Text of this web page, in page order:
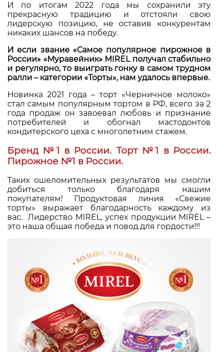
И по итогам 2022 года мы сохранили эту
прекрасную традицию и отстояли свою
лидерскую позицию, не оставив конкурентам
никаких шансов на победу.
И если звание «Самое популярное пирожное в
России» «Муравейник» MIREL получал стабильно
и регулярно, то выиграть гонку в самом трудном
ралли – категории «Торты», нам удалось впервые.
Новинка 2021 года – торт «Черничное молоко»
стал самым популярным тортом в РФ, всего за 2
года продаж он завоевал любовь и признание
потребителей и обогнал мастодонтов
кондитерского цеха с многолетним стажем.
Бренд №1 в России. Торт №1 в России.
Пирожное №1 в России.
Таких ошеломительных результатов мы смогли
добиться только благодаря нашим
покупателям! Продуктовая линия «Свежие
торты» выражает благодарность каждому из
вас. Лидерство MIREL, успех продукции MIREL –
это наша общая победа и повод для гордости!!!